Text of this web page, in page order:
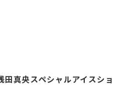
真央スペシャルアイスショ